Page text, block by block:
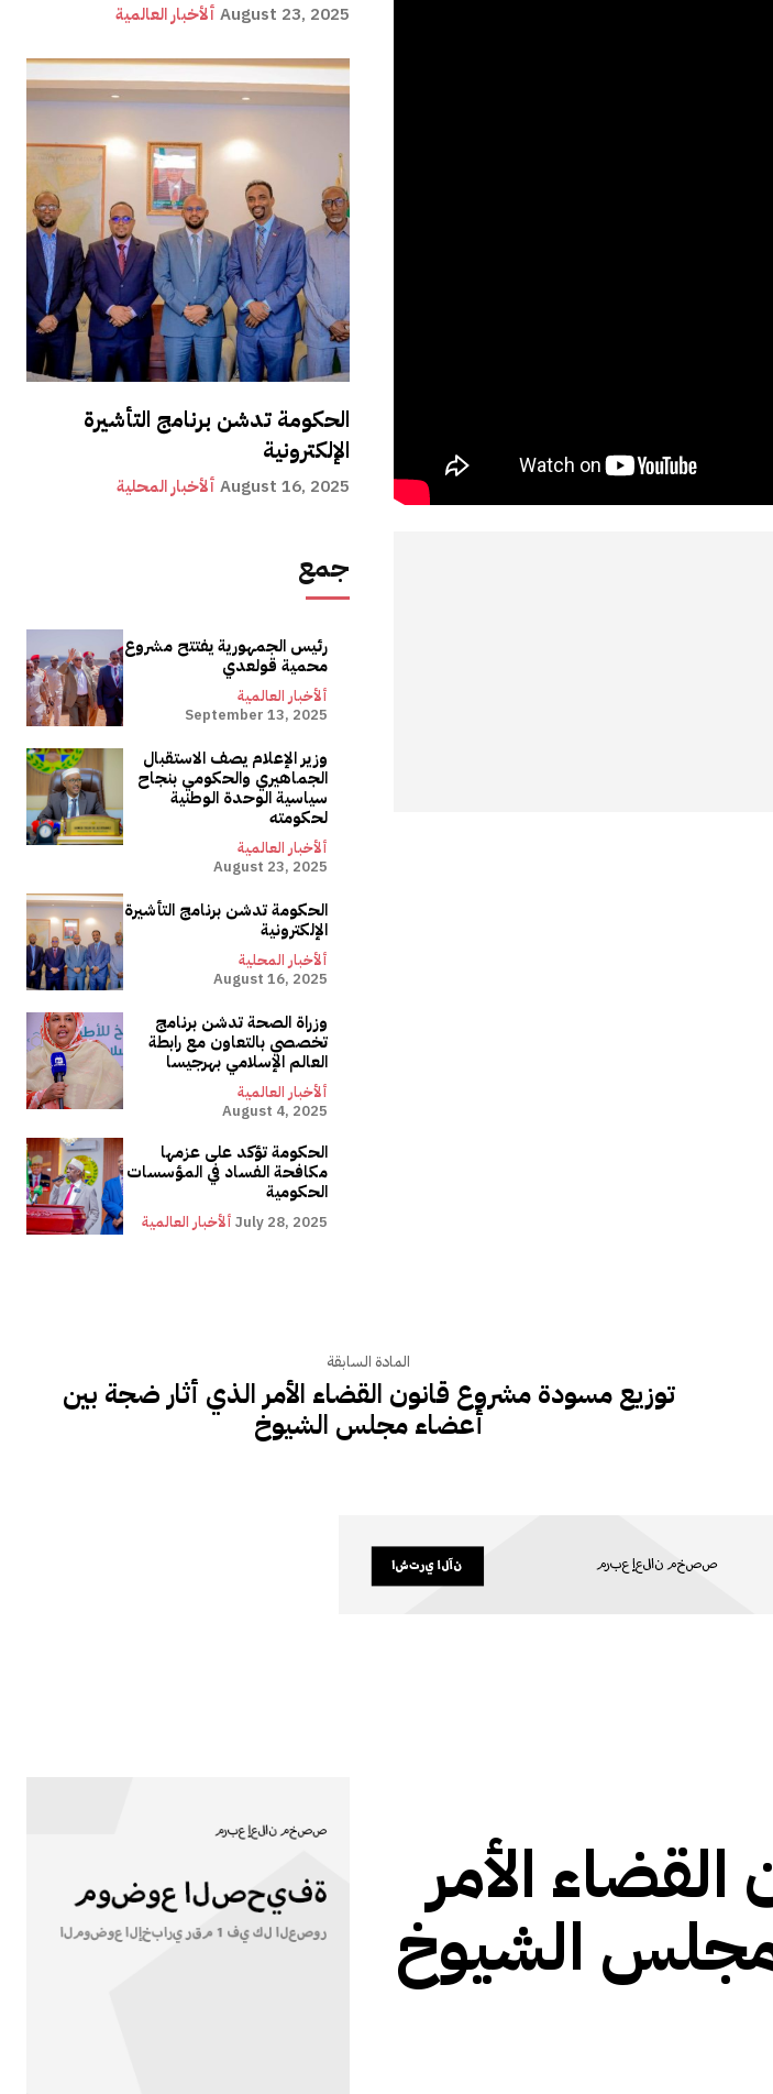
ألأخبار العالمية August 23, 2025
الحكومة تدشن برنامج التأشيرة
الإلكترونية
ألأخبار المحلية August 16, 2025
جمع
رئيس الجمهورية يفتتح مشروع
محمية قولعدي
ألأخبار العالمية
September 13, 2025
وزير الإعلام يصف الاستقبال
الجماهيري والحكومي بنجاح
سياسية الوحدة الوطنية
لحكومته
ألأخبار العالمية
August 23, 2025
الحكومة تدشن برنامج التأشيرة
الإلكترونية
ألأخبار المحلية
August 16, 2025
وزراة الصحة تدشن برنامج
تخصصي بالتعاون مع رابطة
العالم الإسلامي بهرجيسا
ألأخبار العالمية
August 4, 2025
الحكومة تؤكد على عزمها
مكافحة الفساد في المؤسسات
الحكومية
ألأخبار العالمية July 28, 2025
المادة السابقة
توزيع مسودة مشروع قانون القضاء الأمر الذي أثار ضجة بين
أعضاء مجلس الشيوخ